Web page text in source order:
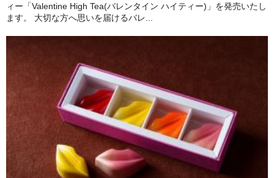
ィー「Valentine High Tea(バレンタイン ハイティー)」を発売いたし
ます。 大切な方へ思いを届けるバレ...